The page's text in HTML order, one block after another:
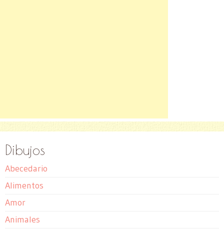
Dibujos
Abecedario
Alimentos
Amor
Animales